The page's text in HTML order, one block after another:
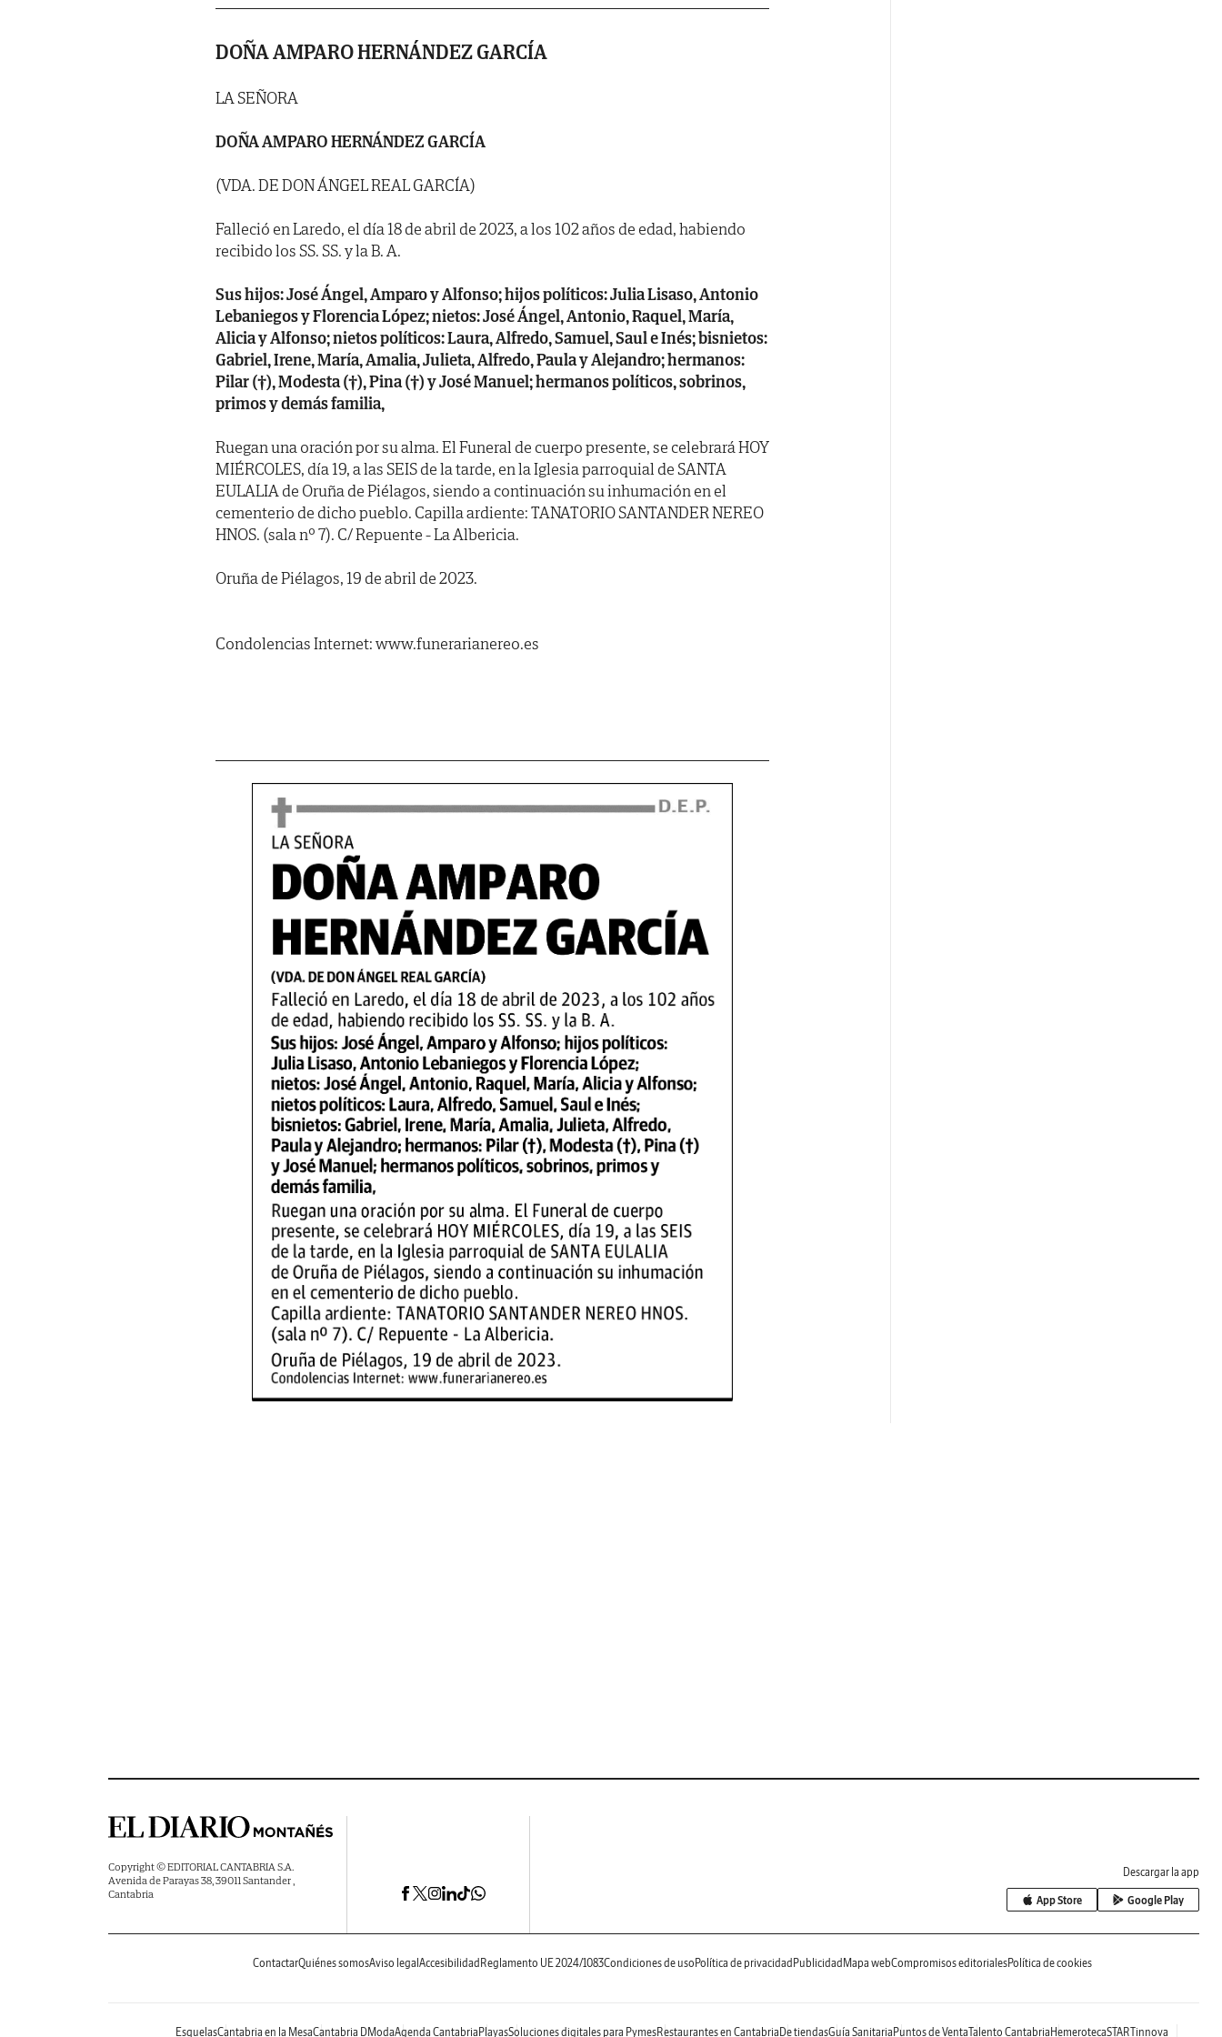
DOÑA AMPARO HERNÁNDEZ GARCÍA
LA SEÑORA
DOÑA AMPARO HERNÁNDEZ GARCÍA
(VDA. DE DON ÁNGEL REAL GARCÍA)
Falleció en Laredo, el día 18 de abril de 2023, a los 102 años de edad, habiendo
recibido los SS. SS. y la B. A.
Sus hijos: José Ángel, Amparo y Alfonso; hijos políticos: Julia Lisaso, Antonio
Lebaniegos y Florencia López; nietos: José Ángel, Antonio, Raquel, María,
Alicia y Alfonso; nietos políticos: Laura, Alfredo, Samuel, Saul e Inés; bisnietos:
Gabriel, Irene, María, Amalia, Julieta, Alfredo, Paula y Alejandro; hermanos:
Pilar (†), Modesta (†), Pina (†) y José Manuel; hermanos políticos, sobrinos,
primos y demás familia,
Ruegan una oración por su alma. El Funeral de cuerpo presente, se celebrará HOY
MIÉRCOLES, día 19, a las SEIS de la tarde, en la Iglesia parroquial de SANTA
EULALIA de Oruña de Piélagos, siendo a continuación su inhumación en el
cementerio de dicho pueblo. Capilla ardiente: TANATORIO SANTANDER NEREO
HNOS. (sala nº 7). C/ Repuente - La Albericia.
Oruña de Piélagos, 19 de abril de 2023.
Condolencias Internet: www.funerarianereo.es
Copyright © EDITORIAL CANTABRIA S.A.
Avenida de Parayas 38, 39011 Santander ,
Cantabria
Descargar la app
App Store Google Play
ContactarQuiénes somosAviso legal Accesibilidad Reglamento UE 2024/1083Condiciones de uso Política de privacidad Publicidad Mapa webCompromisos editorialesPolítica de cookies
EsquelasCantabria en la MesaCantabria DModaAgenda Cantabria PlayasSoluciones digitales para PymesRestaurantes en Cantabria De tiendasGuía Sanitaria Puntos de VentaTalento Cantabria HemerotecaSTARTinnova